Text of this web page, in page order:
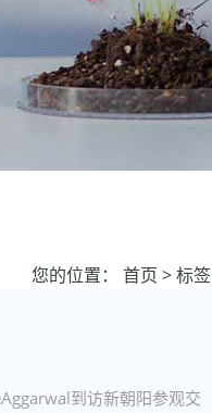
您的位置： 首页 >标签
到访新朝阳参观交